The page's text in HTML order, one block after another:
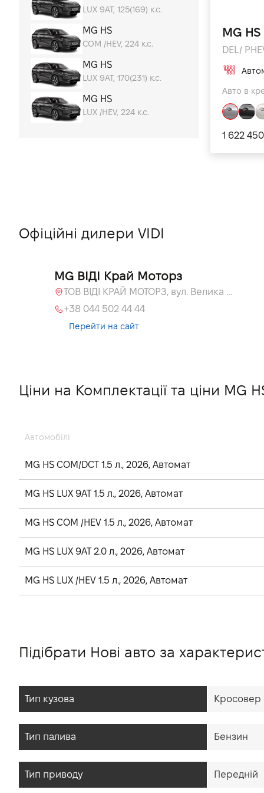
Міські автомобілі
Автомобілі для відпочинку
Економічні автомобілі
LUX 9AT, 125(169) к.с.
MG HS
COM /HEV, 224 к.с.
MG HS
LUX 9AT, 170(231) к.с.
MG HS
LUX /HEV, 224 к.с.
MG HS
DEL/
Авто в
1 622
Офіційні дилери VIDI
MG ВІДІ Край Моторз
ТОВ ВІДІ КРАЙ МОТОРЗ, вул. Велика Кільцева, 60а
+38 044 502 44 44
Перейти на сайт
Ціни на Комплектації та ціни MG
Автомобілі
MG HS COM/DCT 1.5 л., 2026, Автомат
MG HS LUX 9AT 1.5 л., 2026, Автомат
MG HS COM /HEV 1.5 л., 2026, Автомат
MG HS LUX 9AT 2.0 л., 2026, Автомат
MG HS LUX /HEV 1.5 л., 2026, Автомат
Підібрати Нові авто за
Тип кузова Кросовер
Тип палива Бензин
Тип приводу Передній